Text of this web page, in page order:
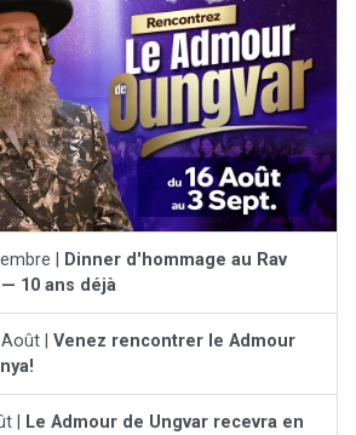
|
Dinner d'hommage au Rav
10 ans déjà
| Venez rencontrer le Admour
|
Le Admour de Ungvar recevra en